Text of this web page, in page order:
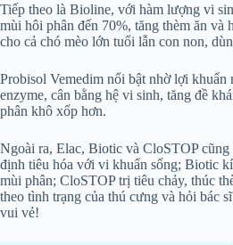
Tiếp theo là Bioline, với hàm lượng vi
mùi hôi phân đến 70%, tăng thèm ăn và
cho cả chó mèo lớn tuổi lẫn con non,
Probisol Vemedim nổi bật nhờ lợi
enzyme, cân bằng hệ vi sinh, tăng đề
phân khô xốp hơn.
Ngoài ra, Elac, Biotic và CloSTOP
định tiêu hóa với vi khuẩn sống; Biotic
mùi phân; CloSTOP trị tiêu chảy, thúc
theo tình trạng của thú cưng và hỏi bác
vui vẻ!